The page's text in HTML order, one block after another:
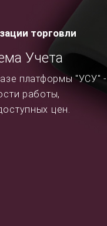
торговли
Учета
платформы "УСУ" -
работы,
цен.